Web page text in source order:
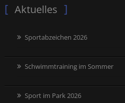
Aktuelles
Sportabzeichen 2026
Schwimmtraining im Sommer
Sport im Park 2026